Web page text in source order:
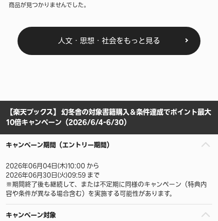
商品が見つかりませんでした。
人文・思想・社会をもっと見る
【楽天ブックス】 幻冬舎の対象書籍購入＆条件達成でポイント最大
10倍キャンペーン（2026/6/4-6/30）
キャンペーン期間（エントリー期間）
2026年06月04日(木)10:00 から
2026年06月30日(火)09:59 まで
※期間終了後も継続して、または不定期に同様のキャンペーン（特典内
容や条件が異なる場合含む）を実施する可能性があります。
キャンペーン対象